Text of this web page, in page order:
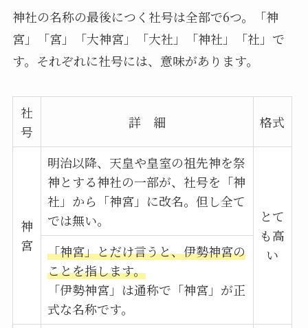
神社の名称の最後につく社号は全部で6つ。「神
宮」「宮」「大神宮」「大社」「神社」「社」で
す。それぞれに社号には、意味があります。
社
号
詳 細 格式
神
宮
明治以降、天皇や皇室の祖先神を祭
神とする神社の一部が、社号を「神
社」から「神宮」に改名。但し全て
では無い。
とて
も高
い
「神宮」とだけ言うと、伊勢神宮の
ことを指します。
「伊勢神宮」は通称で「神宮」が正
式な名称です。